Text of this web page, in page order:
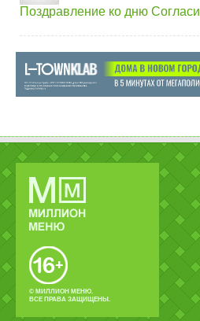
Поздравление ко дню
© МИЛЛИОН МЕНЮ.
ВСЕ ПРАВА ЗАЩИЩЕНЫ.